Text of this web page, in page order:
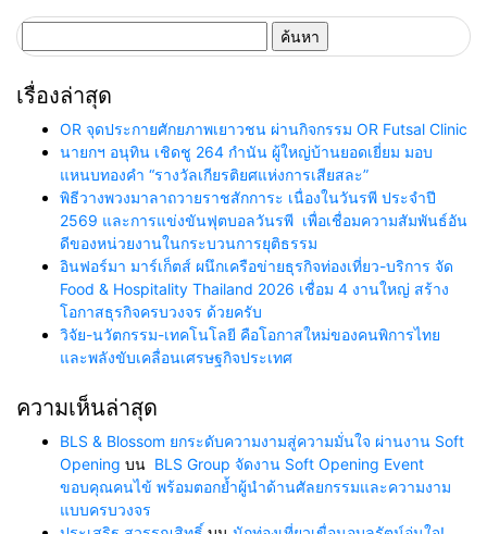
สำหรับ:
เรื่องล่าสุด
OR จุดประกายศักยภาพเยาวชน ผ่านกิจกรรม OR Futsal Clinic
นายกฯ อนุทิน เชิดชู 264 กำนัน ผู้ใหญ่บ้านยอดเยี่ยม มอบ
แหนบทองคำ “รางวัลเกียรติยศแห่งการเสียสละ”
พิธีวางพวงมาลาถวายราชสักการะ เนื่องในวันรพี ประจำปี
2569 และการแข่งขันฟุตบอลวันรพี เพื่อเชื่อมความสัมพันธ์อัน
ดีของหน่วยงานในกระบวนการยุติธรรม
อินฟอร์มา มาร์เก็ตส์ ผนึกเครือข่ายธุรกิจท่องเที่ยว-บริการ จัด
Food & Hospitality Thailand 2026 เชื่อม 4 งานใหญ่ สร้าง
โอกาสธุรกิจครบวงจร ด้วยครับ
วิจัย-นวัตกรรม-เทคโนโลยี คือโอกาสใหม่ของคนพิการไทย
และพลังขับเคลื่อนเศรษฐกิจประเทศ
ความเห็นล่าสุด
BLS & Blossom ยกระดับความงามสู่ความมั่นใจ ผ่านงาน Soft
Opening บน BLS Group จัดงาน Soft Opening Event
ขอบคุณคนไข้ พร้อมตอกย้ำผู้นำด้านศัลยกรรมและความงาม
แบบครบวงจร